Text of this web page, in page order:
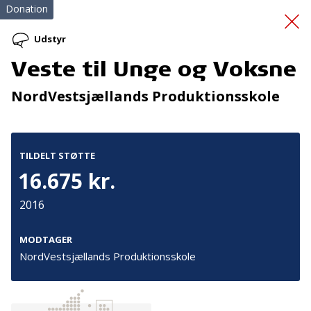
Førstehjælpskursusog
Donation
Udstyr
Veste til Unge og Voksne
NordVestsjællands Produktionsskole
TILDELT STØTTE
16.675 kr.
2016
MODTAGER
NordVestsjællands Produktionsskole
Tilmeld nyhedsbrev
De seneste nyheder om TrygFondens og TryghedsGruppens
aktiviteter direkte i din indbakke.